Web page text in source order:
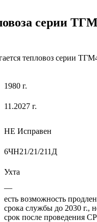
серии
тепловоз серии
1980 г.
11.2027 г.
НЕ Исправен
6ЧН21/21/211Д
Ухта
—
есть возможность
срока службы до 2030 г.,
срок после проведения СР